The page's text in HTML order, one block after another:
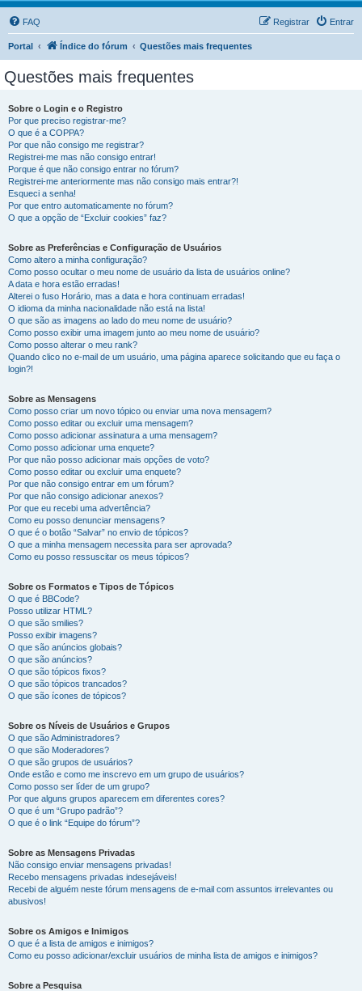
FAQ Entrar
Registrar
Portal Índice do fórum Questões mais frequentes
Questões mais frequentes
Sobre o Login e o Registro
Por que preciso registrar-me?
O que é a COPPA?
Por que não consigo me registrar?
Registrei-me mas não consigo entrar!
Porque é que não consigo entrar no fórum?
Registrei-me anteriormente mas não consigo mais entrar?!
Esqueci a senha!
Por que entro automaticamente no fórum?
O que a opção de “Excluir cookies” faz?
Sobre as Preferências e Configuração de Usuários
Como altero a minha configuração?
Como posso ocultar o meu nome de usuário da lista de usuários online?
A data e hora estão erradas!
Alterei o fuso Horário, mas a data e hora continuam erradas!
O idioma da minha nacionalidade não está na lista!
O que são as imagens ao lado do meu nome de usuário?
Como posso exibir uma imagem junto ao meu nome de usuário?
Como posso alterar o meu rank?
Quando clico no e-mail de um usuário, uma página aparece solicitando que eu faça o
login?!
Sobre as Mensagens
Como posso criar um novo tópico ou enviar uma nova mensagem?
Como posso editar ou excluir uma mensagem?
Como posso adicionar assinatura a uma mensagem?
Como posso adicionar uma enquete?
Por que não posso adicionar mais opções de voto?
Como posso editar ou excluir uma enquete?
Por que não consigo entrar em um fórum?
Por que não consigo adicionar anexos?
Por que eu recebi uma advertência?
Como eu posso denunciar mensagens?
O que é o botão “Salvar” no envio de tópicos?
O que a minha mensagem necessita para ser aprovada?
Como eu posso ressuscitar os meus tópicos?
Sobre os Formatos e Tipos de Tópicos
O que é BBCode?
Posso utilizar HTML?
O que são smilies?
Posso exibir imagens?
O que são anúncios globais?
O que são anúncios?
O que são tópicos fixos?
O que são tópicos trancados?
O que são ícones de tópicos?
Sobre os Níveis de Usuários e Grupos
O que são Administradores?
O que são Moderadores?
O que são grupos de usuários?
Onde estão e como me inscrevo em um grupo de usuários?
Como posso ser líder de um grupo?
Por que alguns grupos aparecem em diferentes cores?
O que é um “Grupo padrão”?
O que é o link “Equipe do fórum”?
Sobre as Mensagens Privadas
Não consigo enviar mensagens privadas!
Recebo mensagens privadas indesejáveis!
Recebi de alguém neste fórum mensagens de e-mail com assuntos irrelevantes ou
abusivos!
Sobre os Amigos e Inimigos
O que é a lista de amigos e inimigos?
Como eu posso adicionar/excluir usuários de minha lista de amigos e inimigos?
Sobre a Pesquisa